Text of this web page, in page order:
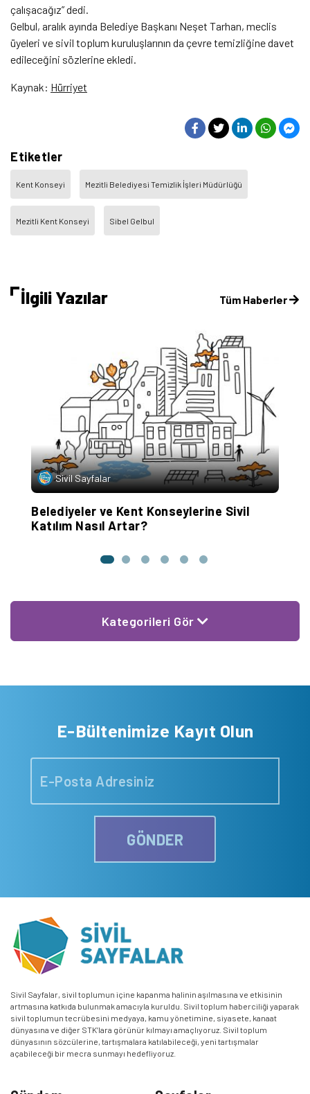
çalışacağız” dedi.
Gelbul, aralık ayında Belediye Başkanı Neşet Tarhan, meclis
üyeleri ve sivil toplum kuruluşlarının da çevre temizliğine davet
edileceğini sözlerine ekledi.
Kaynak: Hürriyet
Etiketler
Kent Konseyi Mezitli Belediyesi Temizlik İşleri Müdürlüğü
Mezitli Kent Konseyi Sibel Gelbul
İlgili Yazılar Tüm Haberler
Sivil Sayfalar
Belediyeler ve Kent Konseylerine Sivil
Katılım Nasıl Artar?
Kategorileri Gör
E-Bültenimize Kayıt Olun
GÖNDER
Sivil Sayfalar, sivil toplumun içine kapanma halinin aşılmasına ve etkisinin
artmasına katkıda bulunmak amacıyla kuruldu. Sivil toplum haberciliği yaparak
sivil toplumun tecrübesini medyaya, kamu yönetimine, siyasete, kanaat
dünyasına ve diğer STK’lara görünür kılmayı amaçlıyoruz. Sivil toplum
dünyasının sözcülerine, tartışmalara katılabileceği, yeni tartışmalar
açabileceği bir mecra sunmayı hedefliyoruz.